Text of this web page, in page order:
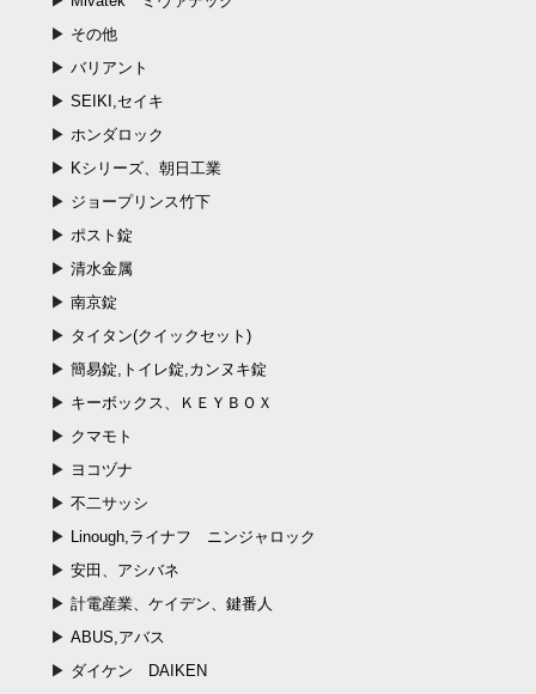
その他
バリアント
SEIKI,セイキ
ホンダロック
Kシリーズ、朝日工業
ジョープリンス竹下
ポスト錠
清水金属
南京錠
タイタン(クイックセット)
簡易錠,トイレ錠,カンヌキ錠
キーボックス、ＫＥＹＢＯＸ
クマモト
ヨコヅナ
不二サッシ
Linough,ライナフ ニンジャロック
安田、アシバネ
計電産業、ケイデン、鍵番人
ABUS,アバス
ダイケン DAIKEN